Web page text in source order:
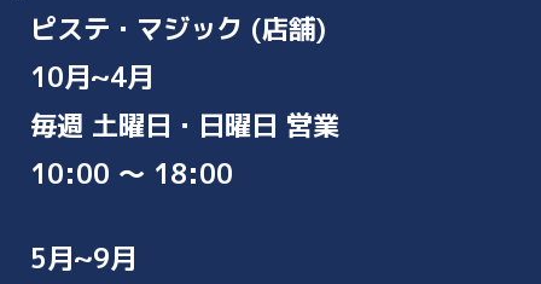
ピステ・マジック (店舗)
10月~4月
毎週 土曜日・日曜日 営業
10:00 ～ 18:00
5月~9月